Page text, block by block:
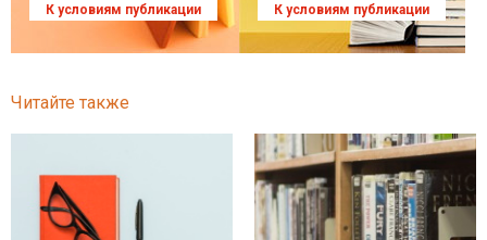
К условиям публикации К условиям публикации
Читайте также